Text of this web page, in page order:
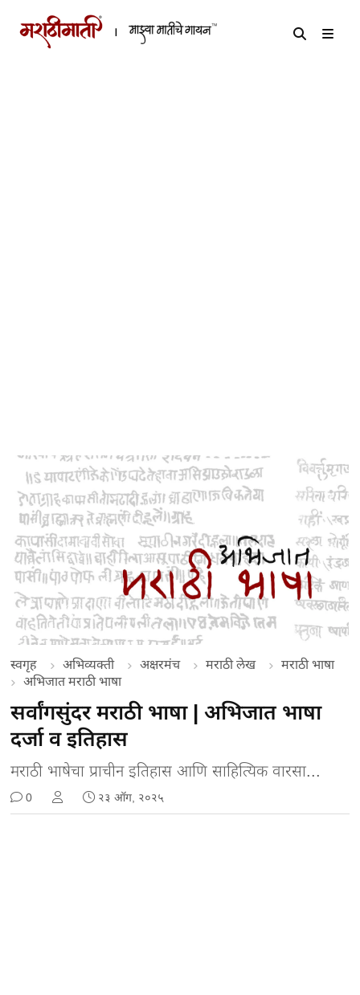
स्वगृह अभिव्यक्ती अक्षरमंच मराठी लेख
मराठी भाषा
अभिजात मराठी भाषा
सर्वांगसुंदर मराठी भाषा | अभिजात भाषा
दर्जा व इतिहास
मराठी भाषेचा प्राचीन इतिहास आणि साहित्यिक वारसा...
0 २३ ऑग, २०२५